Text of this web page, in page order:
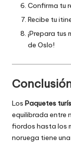
Confirma tu
Recibe tu
¡Prepara
de Oslo!
Los Paquetes
equilibrada entre
fiordos hasta los
noruega tiene